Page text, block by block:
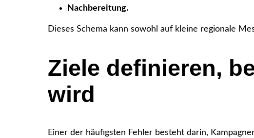
Nachbereitung.
Dieses Schema kann sowohl auf kleine regionale
Ziele definieren,
wird
Einer der häufigsten Fehler besteht darin,